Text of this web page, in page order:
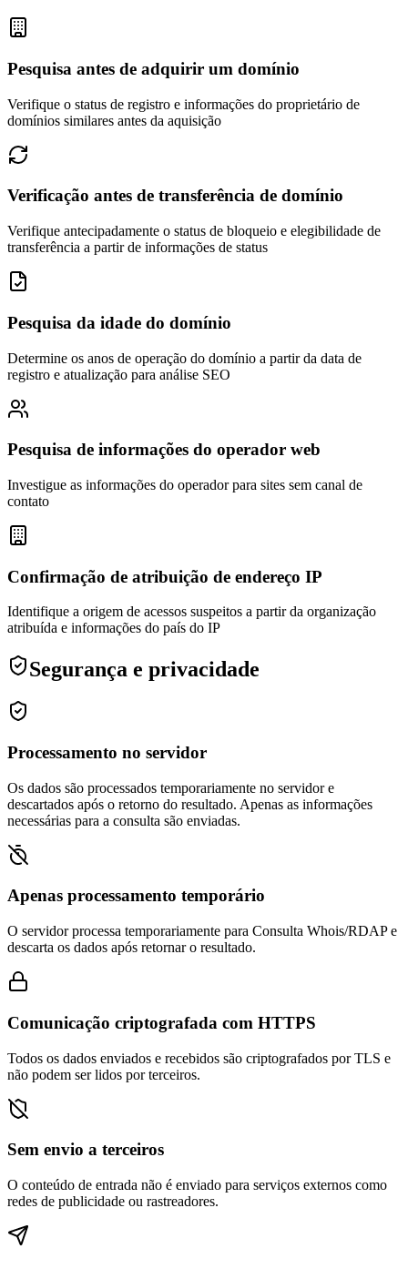
Pesquisa antes de adquirir um domínio
Verifique o status de registro e informações do proprietário de
domínios similares antes da aquisição
Verificação antes de transferência de domínio
Verifique antecipadamente o status de bloqueio e elegibilidade de
transferência a partir de informações de status
Pesquisa da idade do domínio
Determine os anos de operação do domínio a partir da data de
registro e atualização para análise SEO
Pesquisa de informações do operador web
Investigue as informações do operador para sites sem canal de
contato
Confirmação de atribuição de endereço IP
Identifique a origem de acessos suspeitos a partir da organização
atribuída e informações do país do IP
Segurança e privacidade
Processamento no servidor
Os dados são processados temporariamente no servidor e
descartados após o retorno do resultado. Apenas as informações
necessárias para a consulta são enviadas.
Apenas processamento temporário
O servidor processa temporariamente para Consulta Whois/RDAP e
descarta os dados após retornar o resultado.
Comunicação criptografada com HTTPS
Todos os dados enviados e recebidos são criptografados por TLS e
não podem ser lidos por terceiros.
Sem envio a terceiros
O conteúdo de entrada não é enviado para serviços externos como
redes de publicidade ou rastreadores.